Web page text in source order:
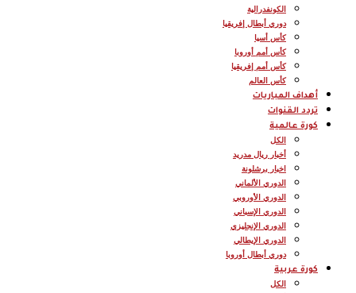
الكونفدرالية
دوري أبطال إفريقيا
كأس أسيا
كأس أمم أوروبا
كأس أمم إفريقيا
كأس العالم
أهداف المباريات
تردد القنوات
كورة عالمية
الكل
أخبار ريال مدريد
اخبار برشلونة
الدوري الألماني
الدوري الأوروبي
الدوري الإسباني
الدوري الإنجليزي
الدوري الإيطالي
دوري أبطال أوروبا
كورة عربية
الكل